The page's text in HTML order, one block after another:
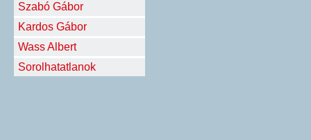
Szabó Gábor
Kardos Gábor
Wass Albert
Sorolhatatlanok